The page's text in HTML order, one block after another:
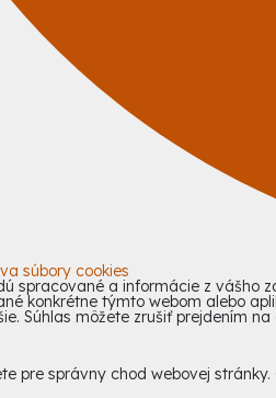
súbory cookies
spracované a informácie z vášho
konkrétne týmto webom alebo
Súhlas môžete zrušiť prejdením
pre správny chod webovej